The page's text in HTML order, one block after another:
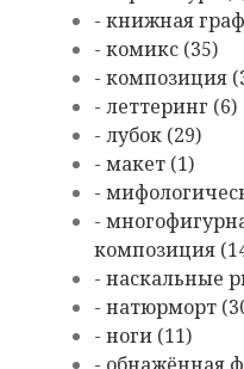
- книжная
- комикс (35)
- композиция
- леттеринг (6)
- лубок (29)
- макет (1)
-
-
композиция
- наскальные
- натюрморт
- ноги (11)